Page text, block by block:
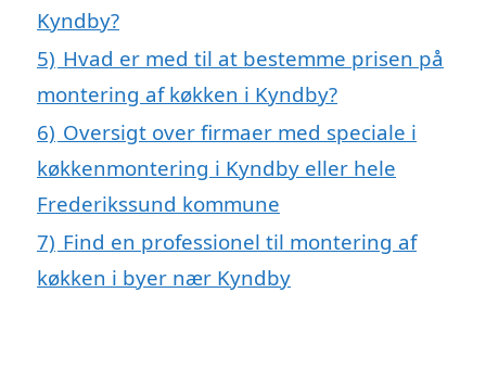
Kyndby?
5) Hvad er med til at bestemme prisen på
montering af køkken i Kyndby?
6) Oversigt over firmaer med speciale i
køkkenmontering i Kyndby eller hele
Frederikssund kommune
7) Find en professionel til montering af
køkken i byer nær Kyndby